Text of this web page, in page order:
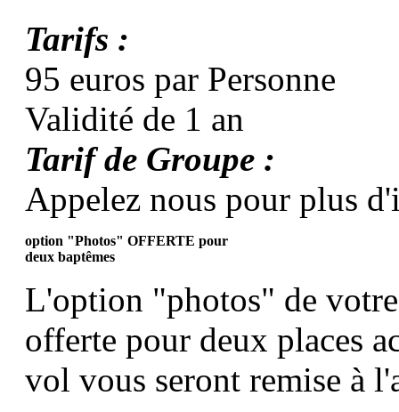
Tarifs :
95 euros par Personne
Validité de 1 an
Tarif de Groupe :
Appelez nous pour plus
option "Photos" OFFERTE pour
deux baptêmes
L'option "photos" de votre
offerte pour deux places
vol vous seront remise à